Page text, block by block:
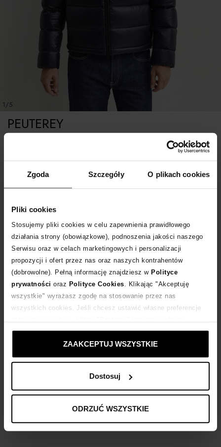
Zgoda Szczegóły O plikach cookies
Pliki cookies
Stosujemy pliki cookies w celu zapewnienia prawidłowego
działania strony (obowiązkowe), podnoszenia jakości naszego
Serwisu oraz w celach marketingowych i personalizacji
propozycji i ofert przez nas oraz naszych kontrahentów
(dobrowolne). Pełną informację znajdziesz w Polityce
prywatności oraz Polityce Cookies . Klikając "Akceptuję
wszystkie" wyrażasz zgodę na stosowanie przez nas
wszystkich cookies. Jeśli chcesz ustawić własne preferencje
ustawienia prywatności.
ZAAKCEPTUJ WSZYSTKIE
Dostosuj
ODRZUĆ WSZYSTKIE
1/5
PEUTEREY
Tabela rozmiarów
WYBIERZ ROZMIAR
POWIADOM O DOSTAWIE
14 dni na zwrot towaru
Sprawdź
Kup teraz, Zapłać później!
Opis produktu
Materiał